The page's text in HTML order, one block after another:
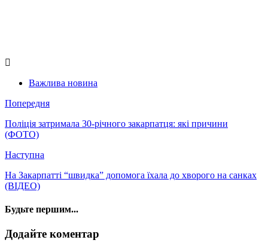
Важлива новина
Попередня
Поліція затримала 30-річного закарпатця: які причини
(ФОТО)
Наступна
На Закарпатті “швидка” допомога їхала до хворого на санках
(ВІДЕО)
Будьте першим...
Додайте коментар